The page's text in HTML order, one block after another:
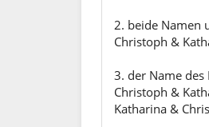
2. beide Namen
Christoph &
3. der Name
Christoph &
Katharina &